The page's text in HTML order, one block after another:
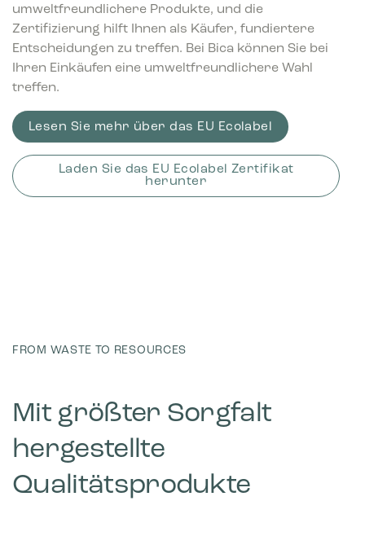
umweltfreundlichere Produkte, und die
Zertifizierung hilft Ihnen als Käufer, fundiertere
Entscheidungen zu treffen. Bei Bica können Sie bei
Ihren Einkäufen eine umweltfreundlichere Wahl
treffen.
Lesen Sie mehr über das EU Ecolabel
Laden Sie das EU Ecolabel Zertifikat
herunter
FROM WASTE TO RESOURCES
Mit größter Sorgfalt
hergestellte
Qualitätsprodukte